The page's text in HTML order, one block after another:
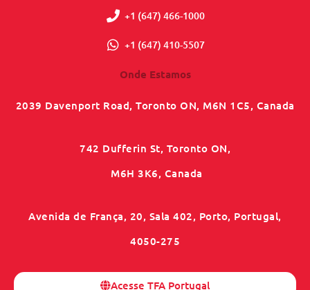
+1 (647) 466-1000
+1 (647) 410-5507
Onde Estamos
2039 Davenport Road, Toronto ON, M6N 1C5, Canada
742 Dufferin St, Toronto ON,
M6H 3K6, Canada
Avenida de França, 20, Sala 402, Porto, Portugal,
4050-275
Acesse TFA Portugal